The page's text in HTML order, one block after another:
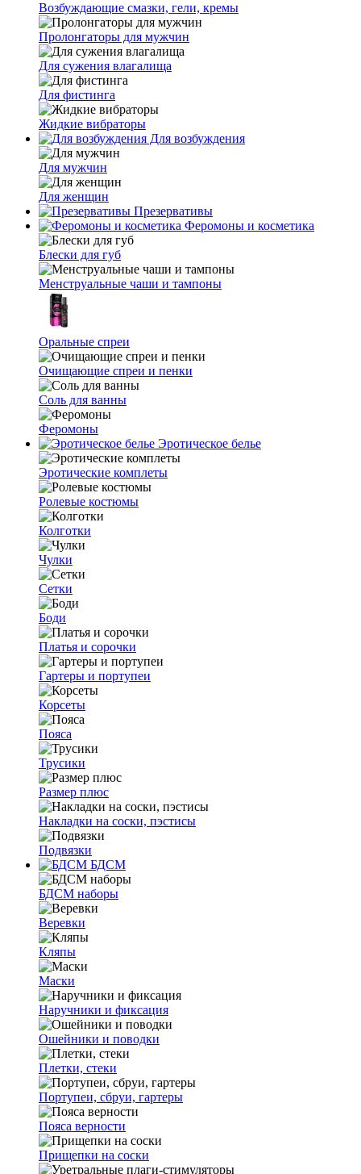
Возбуждающие смазки, гели, кремы
Пролонгаторы для мужчин
Для сужения влагалища
Для фистинга
Жидкие вибраторы
Для возбуждения
Для мужчин
Для женщин
Презервативы
Феромоны и косметика
Блески для губ
Менструальные чаши и тампоны
Оральные спреи
Очищающие спреи и пенки
Соль для ванны
Феромоны
Эротическое белье
Эротические комплеты
Ролевые костюмы
Колготки
Чулки
Сетки
Боди
Платья и сорочки
Гартеры и портупеи
Корсеты
Пояса
Трусики
Размер плюс
Накладки на соски, пэстисы
Подвязки
БДСМ
БДСМ наборы
Веревки
Кляпы
Маски
Наручники и фиксация
Ошейники и поводки
Плетки, стеки
Портупеи, сбруи, гартеры
Пояса верности
Прищепки на соски